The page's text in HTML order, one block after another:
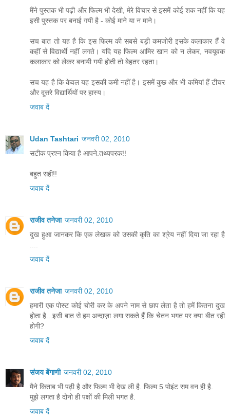
मैंने पुस्तक भी पढ़ी और फिल्म भी देखी, मेरे विचार से इसमें कोई शक नहीं कि यह
इसी पुस्तक पर बनाई गयी है - कोई माने या न माने।
सच बात तो यह है कि इस फिल्म की सबसे बड़ी कमजोरी इसके कलाकार हैं वे
कहीं से विद्यार्थी नहीं लगते। यदि यह फिल्म आमिर खान को न लेकर, नवयूवक
कलाकार को लेकर बनायी गयी होती तो बेहतर रहता।
सच यह है कि केवल यह इसकी कमी नहीं है। इसमें कुछ और भी कमियां हैं टीचर
और दूसरे विद्यार्थियों पर हास्य।
जवाब दें
Udan Tashtari जनवरी 02, 2010
सटीक प्रश्न किया है आपने.तथ्यपरक!!
बहुत सही!!
जवाब दें
राजीव तनेजा जनवरी 02, 2010
दुख हुआ जानकर कि एक लेखक को उसकी कृति का श्रेय नहीं दिया जा रहा है
जवाब दें
राजीव तनेजा जनवरी 02, 2010
हमारी एक पोस्ट कोई चोरी कर के अपने नाम से छाप लेता है तो हमें कितना दुख
होता है...इसी बात से हम अन्दाज़ा लगा सकते हैँ कि चेतन भगत पर क्या बीत रही
होगी?
जवाब दें
संजय बेंगाणी जनवरी 02, 2010
मैने किताब भी पढ़ी है और फिल्म भी देख ली है. फिल्म 5 पोइंट सम वन ही है.
मुझे लगता है दोनो ही पक्षों की मिली भगत है.
जवाब दें